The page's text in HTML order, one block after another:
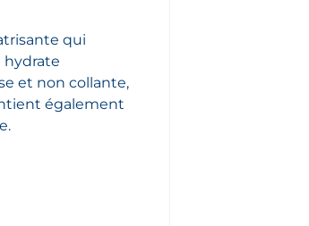
qui
hydrate
et non collante,
également